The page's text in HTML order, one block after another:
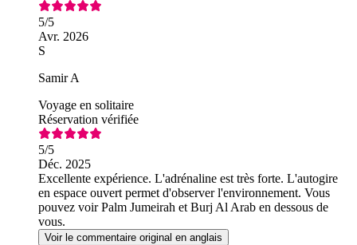
5/5
Avr. 2026
S
Samir A
Voyage en solitaire
Réservation vérifiée
5/5
Déc. 2025
Excellente expérience. L'adrénaline est très forte. L'autogire
en espace ouvert permet d'observer l'environnement. Vous
pouvez voir Palm Jumeirah et Burj Al Arab en dessous de
vous.
Voir le commentaire original en anglais